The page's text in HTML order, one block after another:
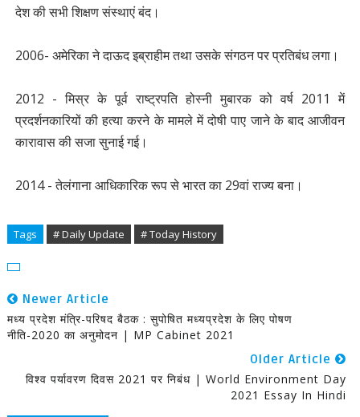
देश की सभी शिक्षण संस्थाएं बंद।
2006- अमेरिका ने दाऊद इब्राहीम तथा उसके संगठन पर प्रतिबंध लगा।
2012 - मिस्र के पूर्व राष्ट्रपति होस्नी मुबारक को वर्ष 2011 में
प्रदर्शनकारियों की हत्या करने के मामले में दोषी पाए जाने के बाद आजीवन
कारावास की सजा सुनाई गई।
2014 - तेलंगाना आधिकारिक रूप से भारत का 29वां राज्य बना।
Tags # Daily Update # Today History
Newer Article
मध्य प्रदेश मंत्रि-परिषद बैठक : सुपोषित मध्यप्रदेश के लिए पोषण
नीति-2020 का अनुमोदन | MP Cabinet 2021
Older Article
विश्व पर्यावरण दिवस 2021 पर निबंध | World Environment Day
2021 Essay In Hindi